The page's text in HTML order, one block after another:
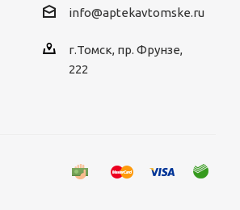
info@aptekavtomske.ru
г.Томск, пр. Фрунзе,
222